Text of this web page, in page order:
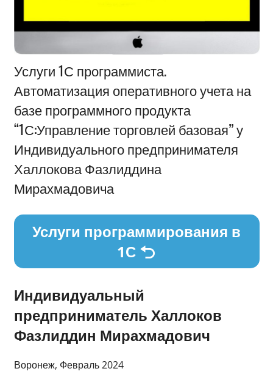
Информация
Услуги 1С программиста.
Автоматизация оперативного учета на
базе программного продукта
“1С:Управление торговлей базовая” у
Индивидуального предпринимателя
Халлокова Фазлиддина
Мирахмадовича
Услуги программирования в
1С
Индивидуальный
предприниматель Халлоков
Фазлиддин Мирахмадович
Воронеж, Февраль 2024